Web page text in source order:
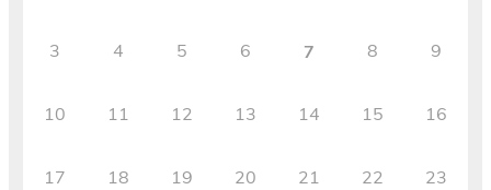
3 4 5 6 7 8 9
10 11 12 13 14 15 16
17 18 19 20 21 22 23